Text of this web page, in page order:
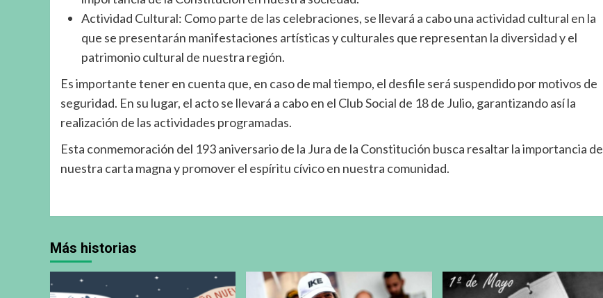
Actividad Cultural: Como parte de las celebraciones, se llevará a cabo una actividad cultural en la
que se presentarán manifestaciones artísticas y culturales que representan la diversidad y el
patrimonio cultural de nuestra región.
Es importante tener en cuenta que, en caso de mal tiempo, el desfile será suspendido por motivos de
seguridad. En su lugar, el acto se llevará a cabo en el Club Social de 18 de Julio, garantizando así la
realización de las actividades programadas.
Esta conmemoración del 193 aniversario de la Jura de la Constitución busca resaltar la importancia de
nuestra carta magna y promover el espíritu cívico en nuestra comunidad.
Más historias